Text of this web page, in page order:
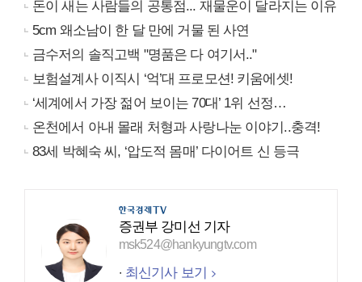
돈이 새는 사람들의 공통점... 재물운이 달라지는 이유
5cm 왜소남이 한 달 만에 거물 된 사연
금수저의 솔직고백 "명품은 다 여기서.."
보험설계사 이직시 ‘억’대 프로모션! 키움에셋!
‘세계에서 가장 젊어 보이는 70대’ 1위 선정…
온천에서 아내 몰래 처형과 사랑나눈 이야기..충격!
83세 박혜숙 씨, ‘압도적 몸매’ 다이어트 신 등극
증권부 강미선 기자
msk524@hankyungtv.com
최신기사 보기